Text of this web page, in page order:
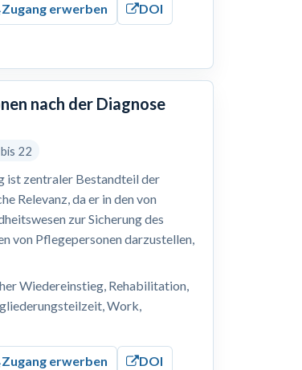
Zugang erwerben DOI
nach der Diagnose
22
ist zentraler Bestandteil der
Relevanz, da er in den von
zur Sicherung des
von Pflegepersonen darzustellen,
Wiedereinstieg, Rehabilitation,
Work,
Zugang erwerben DOI